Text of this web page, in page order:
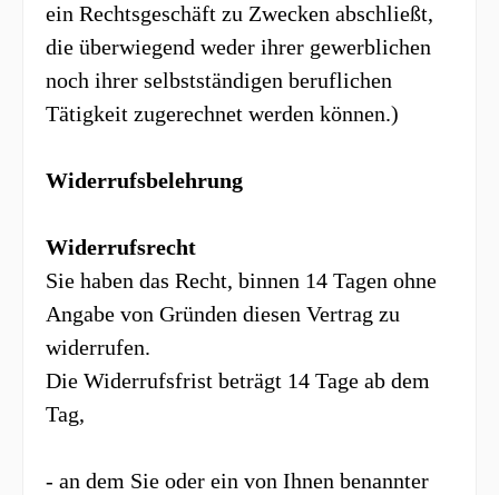
ein Rechtsgeschäft zu Zwecken abschließt,
die überwiegend weder ihrer gewerblichen
noch ihrer selbstständigen beruflichen
Tätigkeit zugerechnet werden können.)
Widerrufsbelehrung
Widerrufsrecht
Sie haben das Recht, binnen 14 Tagen ohne
Angabe von Gründen diesen Vertrag zu
widerrufen.
Die Widerrufsfrist beträgt 14 Tage ab dem
Tag,
- an dem Sie oder ein von Ihnen benannter